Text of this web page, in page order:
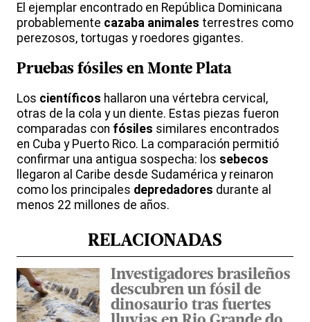
El ejemplar encontrado en República Dominicana
probablemente cazaba animales terrestres como
perezosos, tortugas y roedores gigantes.
Pruebas fósiles en Monte Plata
Los científicos hallaron una vértebra cervical,
otras de la cola y un diente. Estas piezas fueron
comparadas con fósiles similares encontrados
en Cuba y Puerto Rico. La comparación permitió
confirmar una antigua sospecha: los sebecos
llegaron al Caribe desde Sudamérica y reinaron
como los principales depredadores durante al
menos 22 millones de años.
RELACIONADAS
Investigadores brasileños
descubren un fósil de
dinosaurio tras fuertes